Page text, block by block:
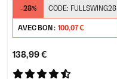
-28% CODE: FULLSWING28
AVEC BON : 100,07 €
138,99 €